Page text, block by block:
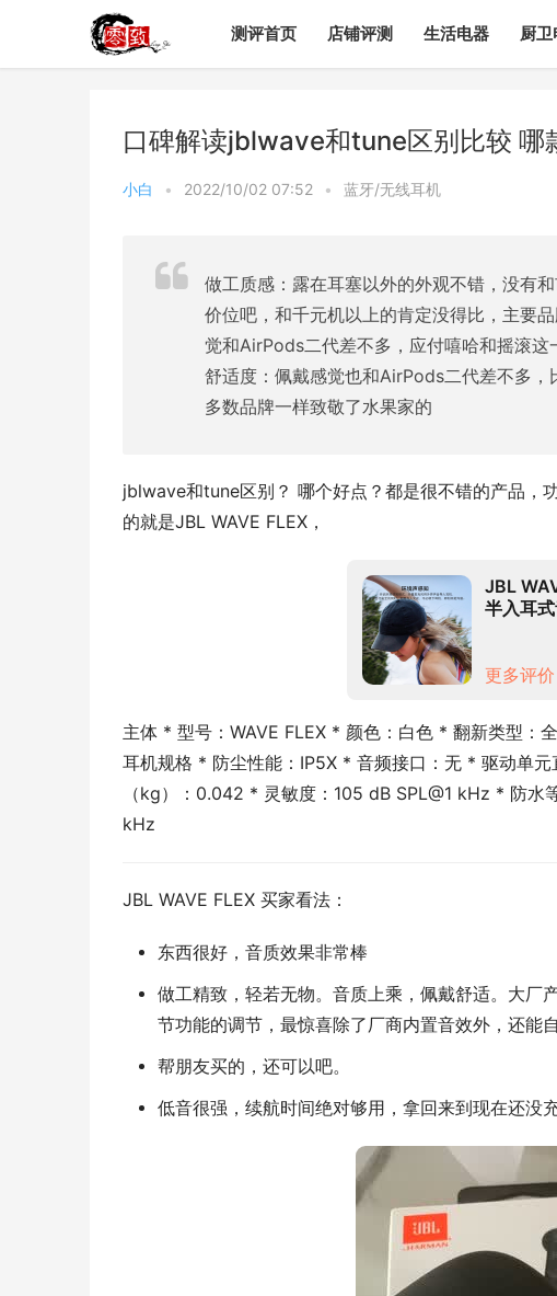
测评首页 店铺评测 生活电器 厨
口碑解读jblwave和tune区别比较 哪
小白 • 2022/10/02 07:52 • 蓝牙/无线耳机
做工质感：露在耳塞以外的外观不错，没有
价位吧，和千元机以上的肯定没得比，主要
觉和AirPods二代差不多，应付嘻哈和摇滚
舒适度：佩戴感觉也和AirPods二代差不多
多数品牌一样致敬了水果家的
jblwave和tune区别？ 哪个好点？都是很不错的产品，
的就是JBL WAVE FLEX，
JBL
半入耳
更多评价
主体 * 型号：WAVE FLEX * 颜色：白色 * 翻新类型：
耳机规格 * 防尘性能：IP5X * 音频接口：无 * 驱动单
（kg）：0.042 * 灵敏度：105 dB SPL@1 kHz * 防
kHz
JBL WAVE FLEX 买家看法：
东西很好，音质效果非常棒
做工精致，轻若无物。音质上乘，佩戴舒适。大厂
节功能的调节，最惊喜除了厂商内置音效外，还能自
帮朋友买的，还可以吧。
低音很强，续航时间绝对够用，拿回来到现在还没